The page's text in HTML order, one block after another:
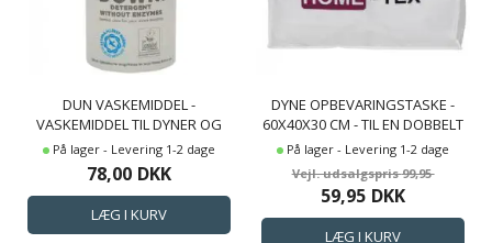
DUN VASKEMIDDEL -
VASKEMIDDEL TIL DYNER OG
PUDER
På lager - Levering 1-2 dage
78,00 DKK
DYNE OPBEVARINGSTASKE -
60X40X30 CM - TIL EN DOBBELT
DYNE OG PUDER
På lager - Levering 1-2 dage
99,95
59,95 DKK